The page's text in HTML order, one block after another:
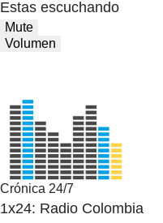
Estas escuchando
Mute
Volumen
Crónica 24/7
1x24: Radio Colombia